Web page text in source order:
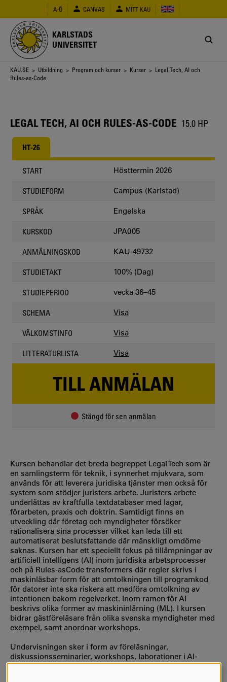
huvudinnehåll
A-Ö CANVAS MITT KAU
KARLSTADS
UNIVERSITET
Länkstig
KAU.SE > Utbildning > Program och kurser > Kurser > Legal Tech, AI och
Rules-as-Code
LEGAL TECH, AI OCH RULES-AS-CODE 15.0 HP
HT-26
START Hösttermin 2026
STUDIEFORM Campus (Karlstad)
SPRÅK Engelska
KURSKOD JPA005
ANMÄLNINGSKOD KAU-49732
STUDIETAKT 100% (Dag)
STUDIEPERIOD vecka 36–45
SCHEMA Visa
VÄLKOMSTINFO Visa
LITTERATURLISTA Visa
TILL ANMÄLAN
Stängd för sen anmälan
Kursen behandlar det breda begreppet Legal Tech som är
en samlingsterm för teknik, i synnerhet mjukvara, som
används för att leverera juridiska tjänster men också för
system som stödjer juristers arbete. Juristers arbete
underlättas av kraftfulla textdatabaser med lagar,
förarbeten, praxis och doktrin. Samtidigt finns en
utveckling där företag och myndigheter försöker
rationalisera sina processer vilket kan leda till ett
automatiserat beslutsfattande där mänskligt omdöme
saknas. Kursen har ett speciellt fokus på tillämpningar av
artificiell intelligens (AI) inom juridiska arbetsprocesser
och på Rules-asCode transformers där regler skrivs i
maskinläsbar form för att omtolkningen till programkod
för datorer inte ska riskera att medföra omtolkning av
intentionen bakom regelverket. Inom ramen för AI
beskrivs olika former av maskininlärning (ML). I kursen
bidrar gästföreläsare från olika svenska myndigheter med
exempel, samt anordnar workshops.
Undervisningen sker i form av föreläsningar,
diskussionsseminarier, workshops, laborationer i AI-
användning och RaC-användning samt